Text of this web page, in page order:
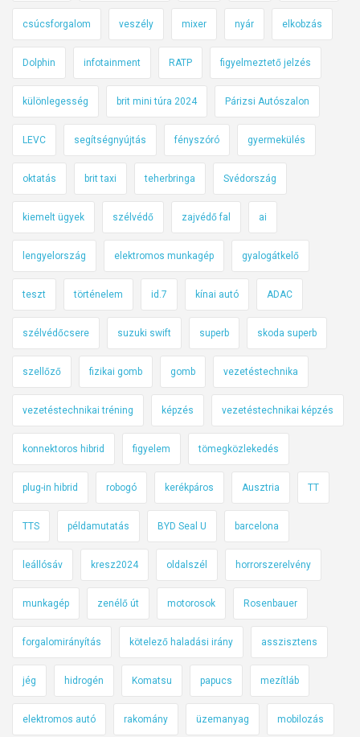
csúcsforgalom veszély mixer nyár elkobzás
Dolphin infotainment RATP figyelmeztető jelzés
különlegesség brit mini túra 2024 Párizsi Autószalon
LEVC segítségnyújtás fényszóró gyermekülés
oktatás brit taxi teherbringa Svédország
kiemelt ügyek szélvédő zajvédő fal ai
lengyelország elektromos munkagép gyalogátkelő
teszt történelem id.7 kínai autó ADAC
szélvédőcsere suzuki swift superb skoda superb
szellőző fizikai gomb gomb vezetéstechnika
vezetéstechnikai tréning képzés vezetéstechnikai képzés
konnektoros hibrid figyelem tömegközlekedés
plug-in hibrid robogó kerékpáros Ausztria TT
TTS példamutatás BYD Seal U barcelona
leállósáv kresz2024 oldalszél horrorszerelvény
munkagép zenélő út motorosok Rosenbauer
forgalomirányítás kötelező haladási irány asszisztens
jég hidrogén Komatsu papucs mezítláb
elektromos autó rakomány üzemanyag mobilozás